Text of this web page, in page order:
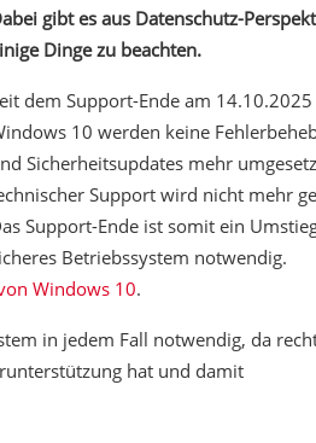
gibt es aus Datenschutz-
Dinge zu beachten.
dem Support-Ende am
10 werden keine
Sicherheitsupdates mehr
Support wird nicht mehr
Support-Ende ist somit ein
Betriebssystem notwendig.
Windows 10.
in jedem Fall notwendig, da
hat und damit